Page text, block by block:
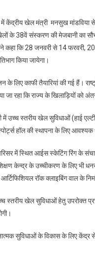
में केंद्रीय खेल मंत्री मनसुख मांडविया
के 38वें संस्करण की मेजबानी का
कहा कि 28 जनवरी से 14 फरवरी,
किया जायेगा।
के लिए काफी तैयारियां की गई हैं।
रहा कि राज्य के खिलाड़ियों को
में उच्च स्तरीय खेल सुविधाओं (हाई
हॉल की स्थापना के लिए
में स्थित आईस स्केटिंग रिंग के
केन्द्र के उच्चीकरण के लिए भी
रॉक क्लाइबिंग वाल के
स्तरीय खेल सुविधाओं हेतु उपरोक्त
सुविधाओं के विकास के लिए केंद्र से